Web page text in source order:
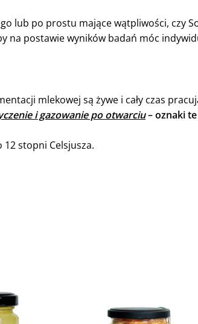
lub po prostu mające wątpliwości, czy
na postawie wyników badań móc
mlekowej są żywe i cały czas
i gazowanie po otwarciu– oznaki
stopni Celsjusza.